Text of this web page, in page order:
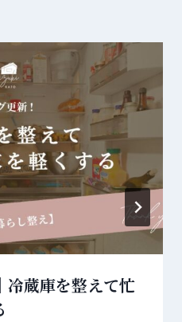
冷蔵庫を整えて忙